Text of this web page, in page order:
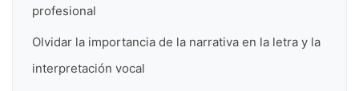
profesional
Olvidar la importancia de la narrativa en la letra y la
interpretación vocal